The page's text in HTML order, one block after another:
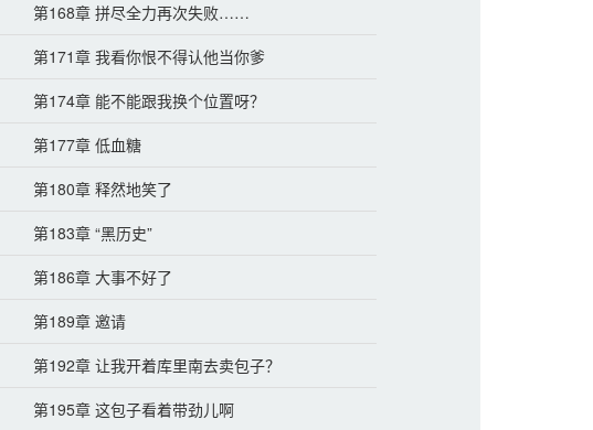
第168章 拼尽全力再次失败……
第171章 我看你恨不得认他当你爹
第174章 能不能跟我换个位置呀？
第177章 低血糖
第180章 释然地笑了
第183章 “黑历史”
第186章 大事不好了
第189章 邀请
第192章 让我开着库里南去卖包子？
第195章 这包子看着带劲儿啊